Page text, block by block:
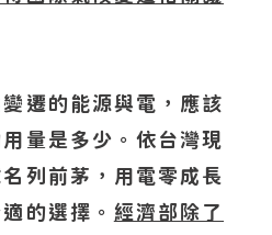
遷的能源與電，應該
量是多少。依台灣現
列前茅，用電零成長
的選擇。 經濟部除了